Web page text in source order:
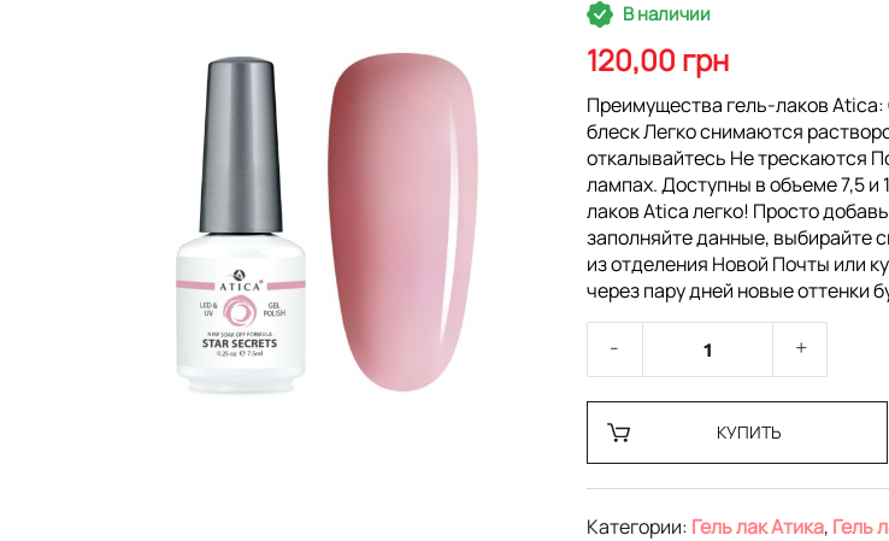
изображений
В наличии
120,00 грн
Преимущества гель-лаков
блеск Легко снимаются
откалывайтесь Не трескаются
лампах. Доступны в объеме 7,5 и
лаков Atica легко! Просто
заполняйте данные, выбирайте
из отделения Новой Почты или
через пару дней новые оттенки
КУПИТЬ
Категории: Гель лак Атика, Гель